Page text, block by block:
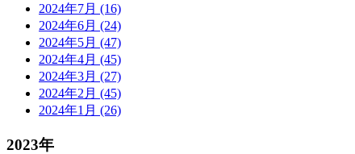
2024年7月 (16)
2024年6月 (24)
2024年5月 (47)
2024年4月 (45)
2024年3月 (27)
2024年2月 (45)
2024年1月 (26)
2023年